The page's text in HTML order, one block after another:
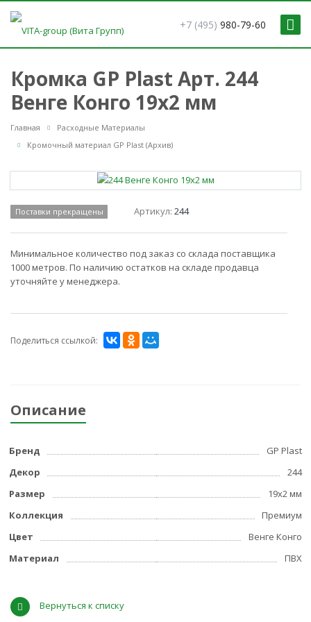
+7 (495) 980-79-60
Кромка GP Plast Арт. 244
Венге Конго 19x2 мм
Главная
Расходные Материалы
Кромочный материал GP Plast (Архив)
Поставки прекращены Артикул:244
Минимальное количество под заказ со склада поставщика
1000 метров. По наличию остатков на складе продавца
уточняйте у менеджера.
Поделиться ссылкой:
Описание
Бренд
GP Plast
Декор
244
Размер
19x2 мм
Коллекция
Премиум
Цвет
Венге Конго
Материал
ПВХ
Вернуться к списку